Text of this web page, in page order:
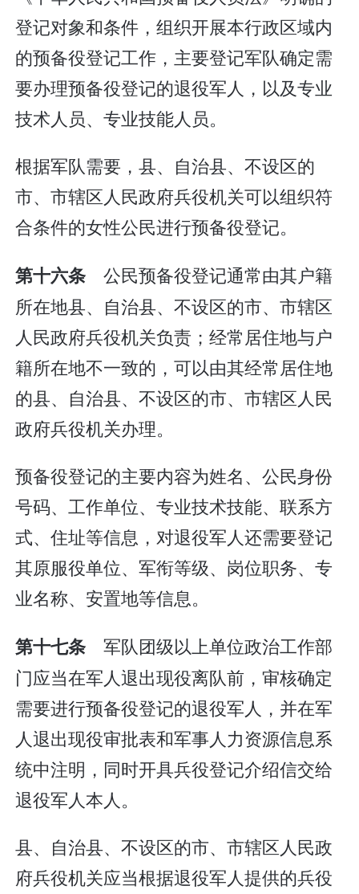
登记对象和条件，组织开展本行政区域内
的预备役登记工作，主要登记军队确定需
要办理预备役登记的退役军人，以及专业
技术人员、专业技能人员。
根据军队需要，县、自治县、不设区的
市、市辖区人民政府兵役机关可以组织符
合条件的女性公民进行预备役登记。
第十六条公民预备役登记通常由其户籍
所在地县、自治县、不设区的市、市辖区
人民政府兵役机关负责；经常居住地与户
籍所在地不一致的，可以由其经常居住地
的县、自治县、不设区的市、市辖区人民
政府兵役机关办理。
预备役登记的主要内容为姓名、公民身份
号码、工作单位、专业技术技能、联系方
式、住址等信息，对退役军人还需要登记
其原服役单位、军衔等级、岗位职务、专
业名称、安置地等信息。
第十七条军队团级以上单位政治工作部
门应当在军人退出现役离队前，审核确定
需要进行预备役登记的退役军人，并在军
人退出现役审批表和军事人力资源信息系
统中注明，同时开具兵役登记介绍信交给
退役军人本人。
县、自治县、不设区的市、市辖区人民政
府兵役机关应当根据退役军人提供的兵役